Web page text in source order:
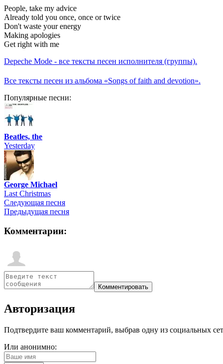
People, take my advice
Already told you once, once or twice
Don't waste your energy
Making apologies
Get right with me
Depeche Mode - все тексты песен исполнителя (группы).
Все тексты песен из альбома «Songs of faith and devotion».
Популярные песни:
Beatles, the
Yesterday
George Michael
Last Christmas
Следующая песня
Предыдущая песня
Комментарии:
Авторизация
Подтвердите ваш комментарий, выбрав одну из социальных
Или анонимно: